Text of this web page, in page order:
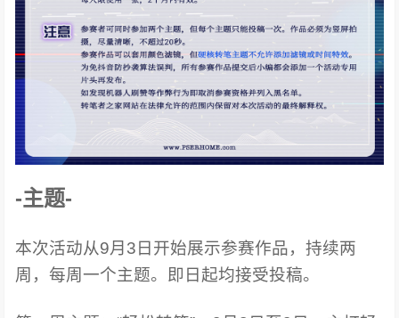
-主题-
本次活动从9月3日开始展示参赛作品，持续两
周，每周一个主题。即日起均接受投稿。